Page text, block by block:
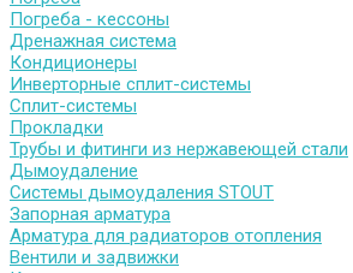
Погреба - кессоны
Дренажная система
Кондиционеры
Инверторные сплит-системы
Сплит-системы
Прокладки
Трубы и фитинги из нержавеющей стали
Дымоудаление
Системы дымоудаления STOUT
Запорная арматура
Арматура для радиаторов отопления
Вентили и задвижки